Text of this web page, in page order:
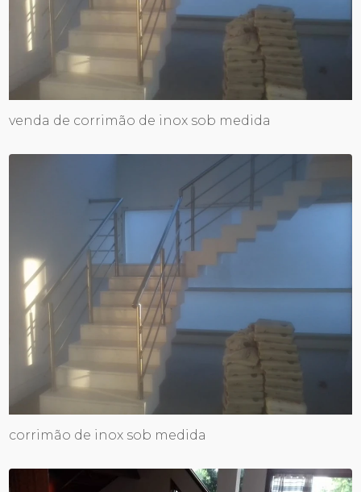
venda de corrimão de inox sob medida
corrimão de inox sob medida